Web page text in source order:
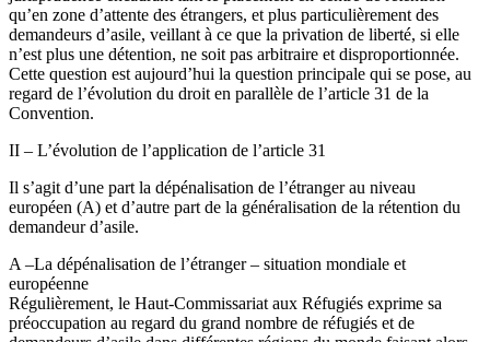
qu’en zone d’attente des étrangers, et plus particulièrement des
demandeurs d’asile, veillant à ce que la privation de liberté, si elle
n’est plus une détention, ne soit pas arbitraire et disproportionnée.
Cette question est aujourd’hui la question principale qui se pose, au
regard de l’évolution du droit en parallèle de l’article 31 de la
Convention.
II – L’évolution de l’application de l’article 31
Il s’agit d’une part la dépénalisation de l’étranger au niveau
européen (A) et d’autre part de la généralisation de la rétention du
demandeur d’asile.
A –La dépénalisation de l’étranger – situation mondiale et
européenne
Régulièrement, le Haut-Commissariat aux Réfugiés exprime sa
préoccupation au regard du grand nombre de réfugiés et de